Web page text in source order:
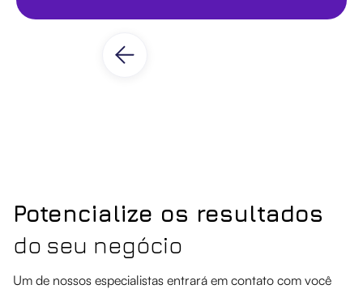
Potencialize os resultados
do seu negócio
Um de nossos especialistas entrará em contato com você